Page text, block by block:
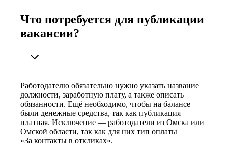
Что потребуется для публикации
вакансии?
Работодателю обязательно нужно указать название
должности, заработную плату, а также описать
обязанности. Ещё необходимо, чтобы на балансе
были денежные средства, так как публикация
платная. Исключение — работодатели из Омска или
Омской области, так как для них тип оплаты
«За контакты в откликах».